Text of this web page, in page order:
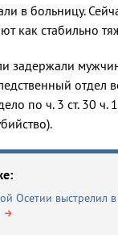
в больницу.
как стабильно
задержали
отдел
по ч. 3 ст. 30 ч.
Осетии выстрелил